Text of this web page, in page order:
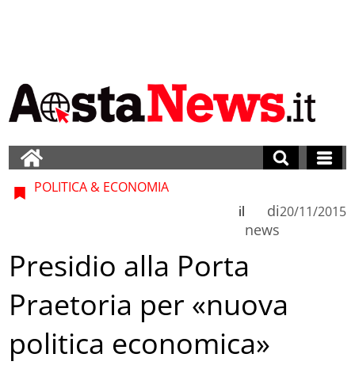
POLITICA & ECONOMIA
di
news
il 20/11/2015
Presidio alla Porta
Praetoria per «nuova
politica economica»